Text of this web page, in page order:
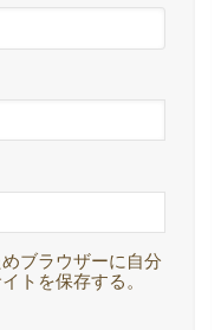
ブラウザーに自分
トを保存する。